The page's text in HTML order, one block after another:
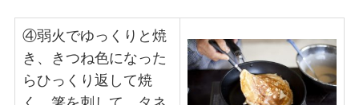
④弱火でゆっくりと焼
き、きつね色になった
らひっくり返して焼